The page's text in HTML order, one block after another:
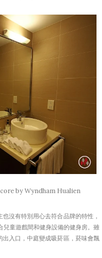
by Wyndham Hualien
沒有特別用心去符合品牌的特性，
童遊戲間和健身設備的健身房。雖
入口，中庭變成吸菸區，菸味會飄